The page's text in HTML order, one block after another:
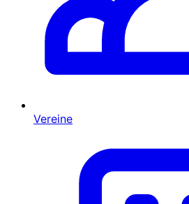
Vereine